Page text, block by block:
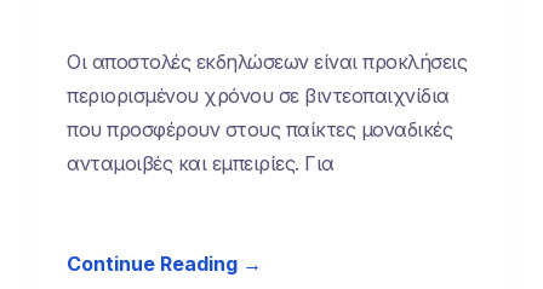
Οι αποστολές εκδηλώσεων είναι προκλήσεις
περιορισμένου χρόνου σε βιντεοπαιχνίδια
που προσφέρουν στους παίκτες μοναδικές
ανταμοιβές και εμπειρίες. Για
Continue Reading →